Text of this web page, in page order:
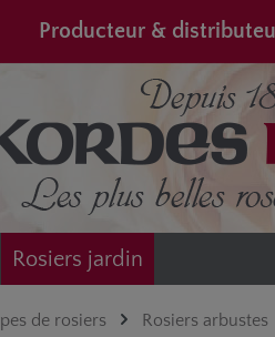
principale
Producteur &
Rosiers jardin
de rosiers Rosiers arbustes